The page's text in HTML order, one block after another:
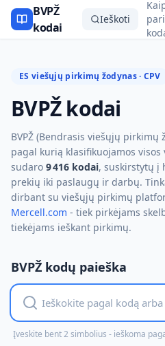
BVPŽ
kodai
Ieškoti
ES viešųjų pirkimų žodynas · CPV
BVPŽ kodai
BVPŽ (Bendrasis viešųjų pirkimų
pagal kurią klasifikuojamos
sudaro 9 416 kodai, suskirstytų į
prekių iki paslaugų ir darbų.
dirbant su viešųjų pirkimų
Mercell.com - tiek pirkėjams
tiekėjams ieškant pirkimų.
BVPŽ kodų paieška
Įveskite bent 2 simbolius - ieškoma